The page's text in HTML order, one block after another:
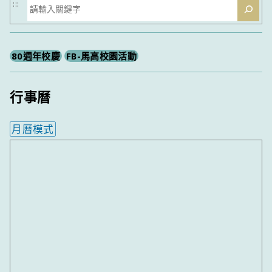
搜
尋
:::
80週年校慶 FB-馬高校園活動
行事曆
月曆模式